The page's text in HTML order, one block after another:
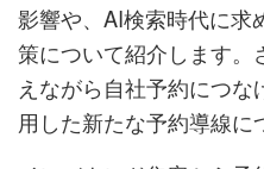
影響や、AI検索時代に求
策について紹介します。
えながら自社予約につ
用した新たな予約導線に